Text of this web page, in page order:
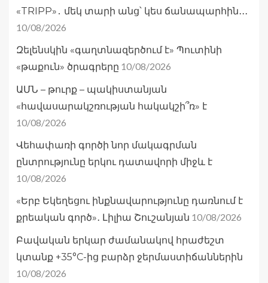
«TRIPP»․ մեկ տարի անց՝ կես ճանապարհին․․․
10/08/2026
Զելենսկին «գաղտնազերծում է» Պուտինի
«թաքուն» ծրագրերը 10/08/2026
ԱՄՆ – թուրք – պակիստանյան
«հավասարակշռության հակակշի՞ռ» է
10/08/2026
Վեհափառի գործի նոր մակագրման
ընտրությունը երկու դատավորի միջև է
10/08/2026
«Երբ Եկեղեցու ինքնավարությունը դառնում է
քրեական գործ»․ Լիլիա Շուշանյան 10/08/2026
Բավական երկար ժամանակով հրաժեշտ
կտանք +35°C-ից բարձր ջերմաստիճաններին
10/08/2026